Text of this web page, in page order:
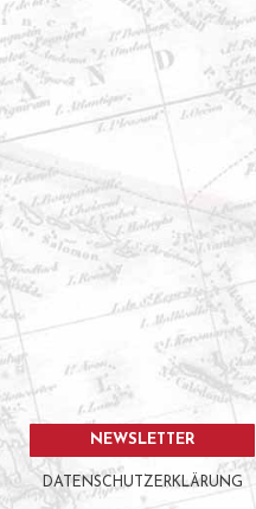
NEWSLETTER
DATENSCHUTZERKLÄRUNG